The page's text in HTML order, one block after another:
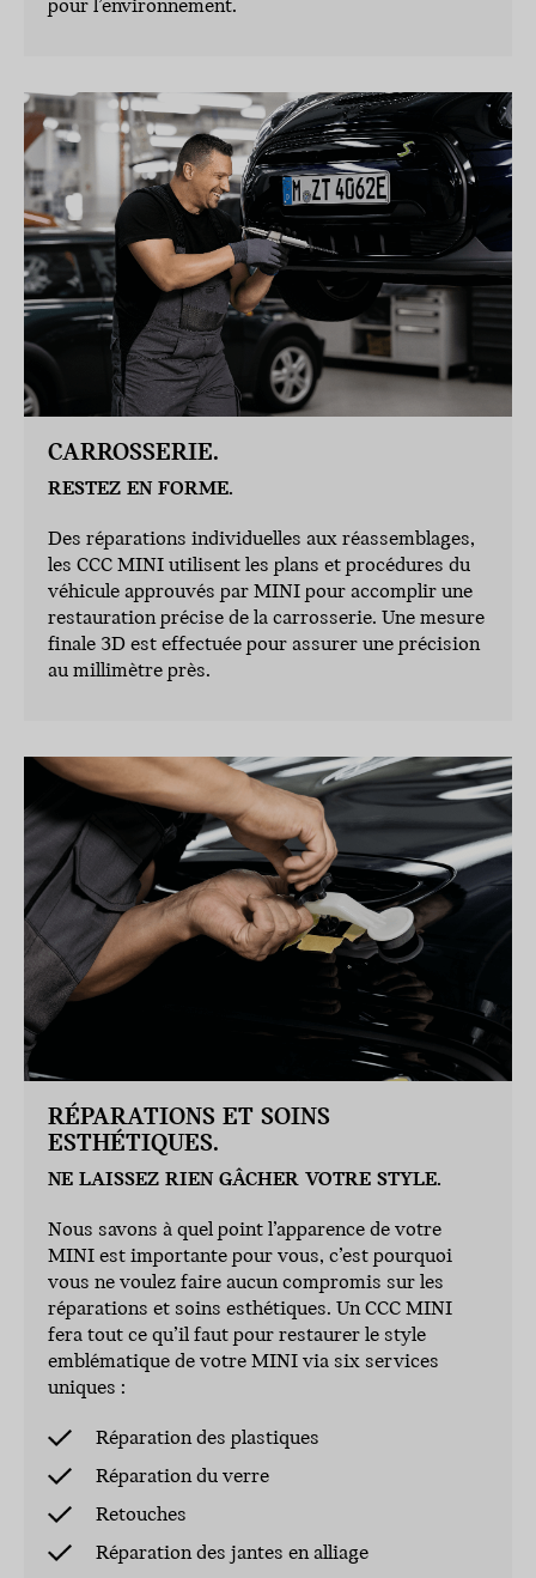
pour l’environnement.
CARROSSERIE.
RESTEZ EN FORME.
Des réparations individuelles aux réassemblages,
les CCC MINI utilisent les plans et procédures du
véhicule approuvés par MINI pour accomplir une
restauration précise de la carrosserie. Une mesure
finale 3D est effectuée pour assurer une précision
au millimètre près.
RÉPARATIONS ET SOINS
ESTHÉTIQUES.
NE LAISSEZ RIEN GÂCHER VOTRE STYLE.
Nous savons à quel point l’apparence de votre
MINI est importante pour vous, c’est pourquoi
vous ne voulez faire aucun compromis sur les
réparations et soins esthétiques. Un CCC MINI
fera tout ce qu’il faut pour restaurer le style
emblématique de votre MINI via six services
uniques :
Réparation des plastiques
Réparation du verre
Retouches
Réparation des jantes en alliage